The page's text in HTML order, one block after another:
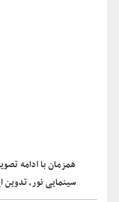
همزمان با ادامه
سینمایی نور، تدوین